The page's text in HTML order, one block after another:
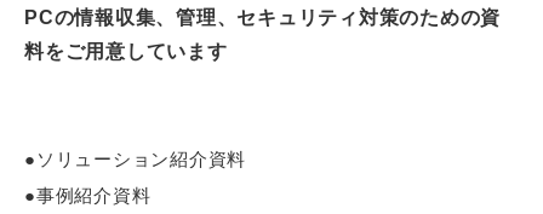
PCの情報収集、管理、セキュリティ対策のための資
料をご用意しています
●ソリューション紹介資料
●事例紹介資料